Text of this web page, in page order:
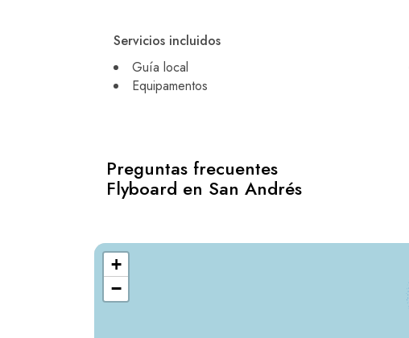
Servicios incluidos
Guía local
Equipamentos
Preguntas frecuentes
Flyboard en San Andrés
+
−